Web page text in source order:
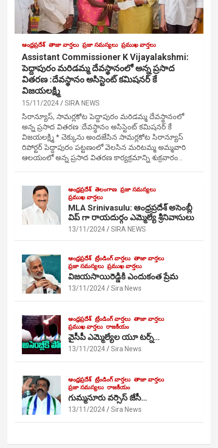
ఆంధ్రప్రదేశ్ తాజా వార్తలు ప్రజా సమస్యలు ప్రముఖ వార్తలు
Assistant Commissioner K Vijayalakshmi:
పెద్దాపురం మరిడమ్మ దేవస్థానంలో అన్న ప్రసాద
వితరణ :దేవస్థానం అసిస్టెంట్ కమిషనర్ కే
విజయలక్ష్మి
15/11/2024 SIRA NEWS
సిరాన్యూస్, సామర్లకోట పెద్దాపురం మరిడమ్మ దేవస్థానంలో
అన్న ప్రసాద వితరణ :దేవస్థానం అసిస్టెంట్ కమిషనర్ కే
విజయలక్ష్మి * చెక్కును అందజేసిన సామర్లకోట సిరాన్యూస్
రిపోర్టర్ పెద్దాపురం పట్టణంలో వెలసిన మరిటమ్మ అమ్మవారి
ఆలయంలో అన్న ప్రసాద వితరణ కార్యక్రమాన్ని శుక్రవారం…
ఆంధ్రప్రదేశ్ తెలంగాణ ప్రజా సమస్యలు
ప్రముఖ వార్తలు
MLA Srinivasulu: ఆంధ్రప్రదేశ్ అసెంబ్లీ
విప్ గా రాయదుర్గం ఎమ్మెల్యే శ్రీనివాసులు
13/11/2024 SIRA NEWS
ఆంధ్రప్రదేశ్ ట్రేండింగ్ వార్తలు తాజా వార్తలు
ప్రజా సమస్యలు ప్రముఖ వార్తలు
విజయసాయిరెడ్డికి ఎందుకంత ప్రేమ
13/11/2024 Sira News
ఆంధ్రప్రదేశ్ ట్రేండింగ్ వార్తలు తాజా వార్తలు
ప్రముఖ వార్తలు రాజకీయం
వైసీపీ ఎమ్మెల్యేల యూ టర్న్…
13/11/2024 Sira News
ఆంధ్రప్రదేశ్ ట్రేండింగ్ వార్తలు తాజా వార్తలు
ప్రజా సమస్యలు రాజకీయం
గుమ్మనూరు వర్సెస్ జేసీ…
13/11/2024 Sira News